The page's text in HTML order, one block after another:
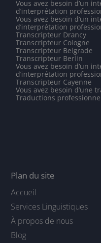
Vous avez besoin d’un
d’interprétation
Vous avez besoin d’un
d’interprétation
Transcripteur Drancy
Transcripteur Cologne
Transcripteur Belgrade
Transcripteur Berlin
Vous avez besoin d’un
d’interprétation
Transcripteur Cayenne
Vous avez besoin d’une
Traductions
Plan du site
Accueil
Services Linguistiques
À propos de nous
Blog